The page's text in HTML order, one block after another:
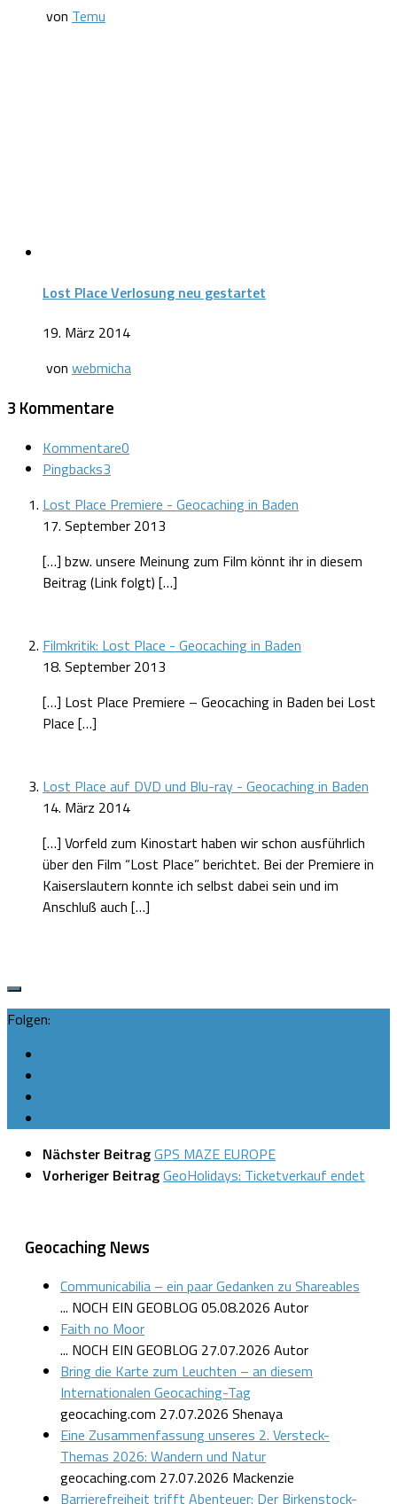
von Temu
Lost Place Verlosung neu gestartet
19. März 2014
von webmicha
3 Kommentare
Kommentare0
Pingbacks3
Lost Place Premiere - Geocaching in Baden
17. September 2013
[…] bzw. unsere Meinung zum Film könnt ihr in diesem
Beitrag (Link folgt) […]
Filmkritik: Lost Place - Geocaching in Baden
18. September 2013
[…] Lost Place Premiere – Geocaching in Baden bei Lost
Place […]
Lost Place auf DVD und Blu-ray - Geocaching in Baden
14. März 2014
[…] Vorfeld zum Kinostart haben wir schon ausführlich
über den Film “Lost Place” berichtet. Bei der Premiere in
Kaiserslautern konnte ich selbst dabei sein und im
Anschluß auch […]
Folgen:
Nächster BeitragGPS MAZE EUROPE
Vorheriger BeitragGeoHolidays: Ticketverkauf endet
Geocaching News
Communicabilia – ein paar Gedanken zu Shareables
... NOCH EIN GEOBLOG 05.08.2026 Autor
Faith no Moor
... NOCH EIN GEOBLOG 27.07.2026 Autor
Bring die Karte zum Leuchten – an diesem
Internationalen Geocaching-Tag
geocaching.com 27.07.2026 Shenaya
Eine Zusammenfassung unseres 2. Versteck-
Themas 2026: Wandern und Natur
geocaching.com 27.07.2026 Mackenzie
Barrierefreiheit trifft Abenteuer: Der Birkenstock-